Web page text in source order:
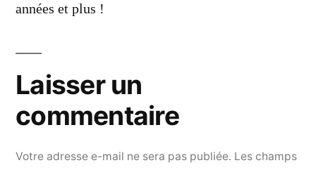
années et plus !
Laisser un
commentaire
Votre adresse e-mail ne sera pas publiée. Les champs